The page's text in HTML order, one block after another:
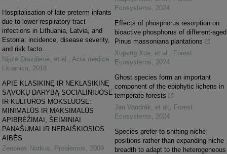
Hospitalisation of late preterm infants
due to lower respiratory tract
infections in Lithuania, Latvia, and
Estonia: incidence, disease severity,
and risk facto...
Nijolė Drazdienė, et al.
Acta medica
Lituanica
2018
APIE KLASIKINĘ IR NEKLASIKINĘ
SĄVOKŲ DARYBĄ SOCIALINIUOSE
IR KULTŪROS MOKSLUOSE:
MINIMALŪS IR MAKSIMALŪS
APIBRĖŽIMAI, ŠEIMINIAI
PANAŠUMAI IR NERAIŠKIOSIOS
AIBĖS
Zenonas Norkus
Problemos
2009
Ecosystems
2024
Effects of phosphorus resorption on
bioactive phosphorus of different-aged
Pinus massoniana plantations
Xupeng Xue, et al.
Forest
Ecosystems
2024
Ghost species form an important
component of the epiphytic lichens in
temperate forests
Jan Vondrák, et al.
Forest
Ecosystems
2024
Species prefer to shifting niche
positions rather than expanding niche
breadth to adapt to the heterogeneous